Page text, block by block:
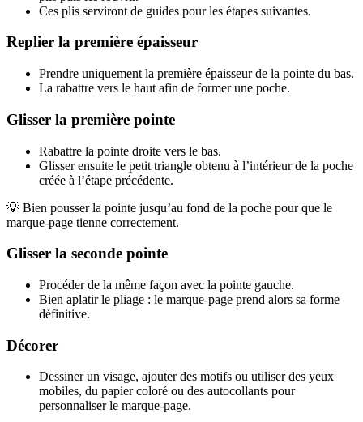
Ces plis serviront de guides pour les étapes suivantes.
Replier la première épaisseur
Prendre uniquement la première épaisseur de la pointe du bas.
La rabattre vers le haut afin de former une poche.
Glisser la première pointe
Rabattre la pointe droite vers le bas.
Glisser ensuite le petit triangle obtenu à l’intérieur de la poche
créée à l’étape précédente.
💡 Bien pousser la pointe jusqu’au fond de la poche pour que le
marque-page tienne correctement.
Glisser la seconde pointe
Procéder de la même façon avec la pointe gauche.
Bien aplatir le pliage : le marque-page prend alors sa forme
définitive.
Décorer
Dessiner un visage, ajouter des motifs ou utiliser des yeux
mobiles, du papier coloré ou des autocollants pour
personnaliser le marque-page.